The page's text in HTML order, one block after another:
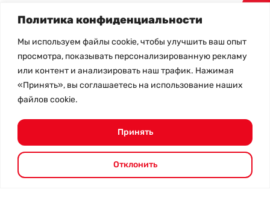
Политика конфиденциальности
Мы используем файлы cookie, чтобы улучшить ваш опыт
просмотра, показывать персонализированную рекламу
или контент и анализировать наш трафик. Нажимая
«Принять», вы соглашаетесь на использование наших
файлов cookie.
Отклонить
Принять
xFusion
xFusion
xFusion AI Solution
Цены на товары не являются публичной офертой и
- Политика конфиденциальности- Возврат товара
© 2026.SHANGHAI SYSTEM ENGINEERING.Все права
защищены.